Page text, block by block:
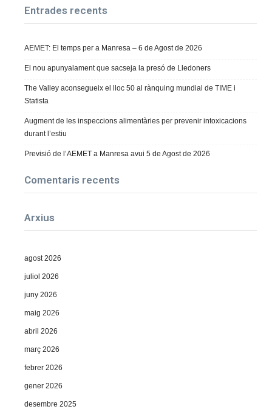
Entrades recents
AEMET: El temps per a Manresa – 6 de Agost de 2026
El nou apunyalament que sacseja la presó de Lledoners
The Valley aconsegueix el lloc 50 al rànquing mundial de TIME i
Statista
Augment de les inspeccions alimentàries per prevenir intoxicacions
durant l’estiu
Previsió de l’AEMET a Manresa avui 5 de Agost de 2026
Comentaris recents
Arxius
agost 2026
juliol 2026
juny 2026
maig 2026
abril 2026
març 2026
febrer 2026
gener 2026
desembre 2025